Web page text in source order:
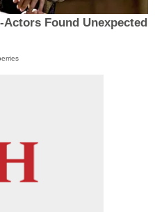
Found Unexpected